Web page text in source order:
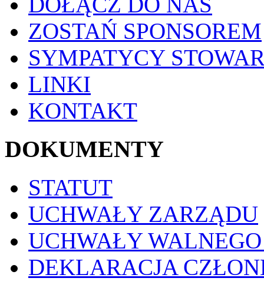
ZOSTAŃ SPONSOREM
SYMPATYCY
LINKI
KONTAKT
DOKUMENTY
STATUT
UCHWAŁY ZARZĄDU
UCHWAŁY
DEKLARACJA